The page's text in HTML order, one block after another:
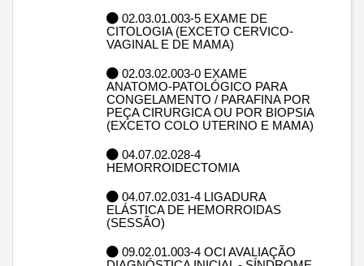
02.03.01.003-5 EXAME DE
CITOLOGIA (EXCETO CERVICO-
VAGINAL E DE MAMA)
02.03.02.003-0 EXAME
ANATOMO-PATOLÓGICO PARA
CONGELAMENTO / PARAFINA POR
PEÇA CIRURGICA OU POR BIOPSIA
(EXCETO COLO UTERINO E MAMA)
04.07.02.028-4
HEMORROIDECTOMIA
04.07.02.031-4 LIGADURA
ELÁSTICA DE HEMORROIDAS
(SESSÃO)
09.02.01.003-4 OCI AVALIAÇÃO